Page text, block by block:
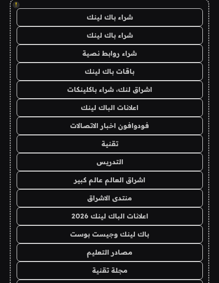
!
شراء باك لينك
شراء باك لينك
شراء روابط نصية
باقات باك لينك
اشراق لنك، شراء باكلينكات
اعلانات الباك لينك
فودوافون اخبار الاتصالات
تقنية
التدريس
اشراق العالم عالم كبير
منتدى الاشراق
اعلانات الباك لينك 2026
باك لينك وجيست بوست
مصادر التعليم
مجلة تقنية